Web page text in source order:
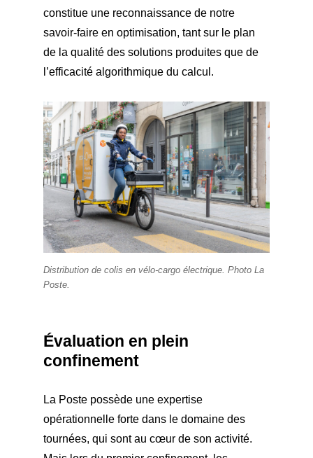
constitue une reconnaissance de notre
savoir-faire en optimisation, tant sur le plan
de la qualité des solutions produites que de
l’efficacité algorithmique du calcul.
Distribution de colis en vélo-cargo électrique. Photo La
Poste.
Évaluation en plein
confinement
La Poste possède une expertise
opérationnelle forte dans le domaine des
tournées, qui sont au cœur de son activité.